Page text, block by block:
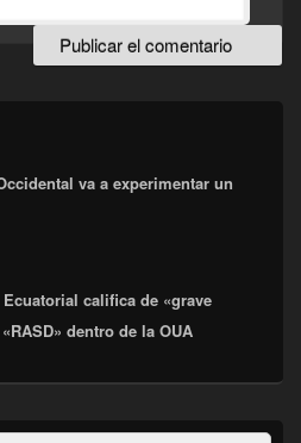
va a experimentar un
califica de «grave
dentro de la OUA